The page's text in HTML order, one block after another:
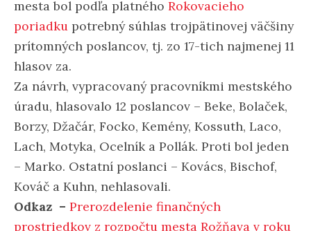
mesta bol podľa platného Rokovacieho
poriadku potrebný súhlas trojpätinovej väčšiny
prítomných poslancov, tj. zo 17-tich najmenej 11
hlasov za.
Za návrh, vypracovaný pracovníkmi mestského
úradu, hlasovalo 12 poslancov – Beke, Bolaček,
Borzy, Džačár, Focko, Kemény, Kossuth, Laco,
Lach, Motyka, Ocelník a Pollák. Proti bol jeden
– Marko. Ostatní poslanci – Kovács, Bischof,
Kováč a Kuhn, nehlasovali.
Odkaz – Prerozdelenie finančných
prostriedkov z rozpočtu mesta Rožňava v roku